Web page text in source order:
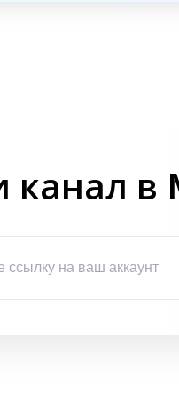
канал в